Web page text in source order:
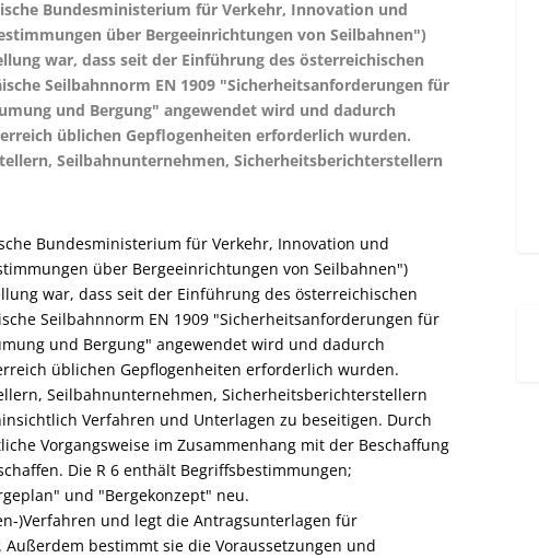
Bundesministerium für Verkehr, Innovation und
über Bergeeinrichtungen von Seilbahnen")
war, dass seit der Einführung des österreichischen
Seilbahnnorm EN 1909 "Sicherheitsanforderungen für
und Bergung" angewendet wird und dadurch
üblichen Gepflogenheiten erforderlich wurden.
Seilbahnunternehmen, Sicherheitsberichterstellern
Bundesministerium für Verkehr, Innovation und
über Bergeeinrichtungen von Seilbahnen")
war, dass seit der Einführung des österreichischen
Seilbahnnorm EN 1909 "Sicherheitsanforderungen für
und Bergung" angewendet wird und dadurch
üblichen Gepflogenheiten erforderlich wurden.
Seilbahnunternehmen, Sicherheitsberichterstellern
Verfahren und Unterlagen zu beseitigen. Durch
Vorgangsweise im Zusammenhang mit der Beschaffung
Die R 6 enthält Begriffsbestimmungen;
und "Bergekonzept" neu.
)Verfahren und legt die Antragsunterlagen für
bestimmt sie die Voraussetzungen und